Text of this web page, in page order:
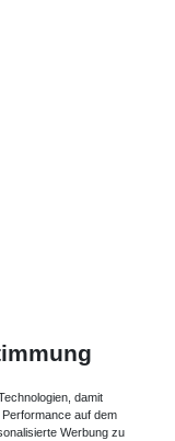
damit
auf dem
Werbung zu